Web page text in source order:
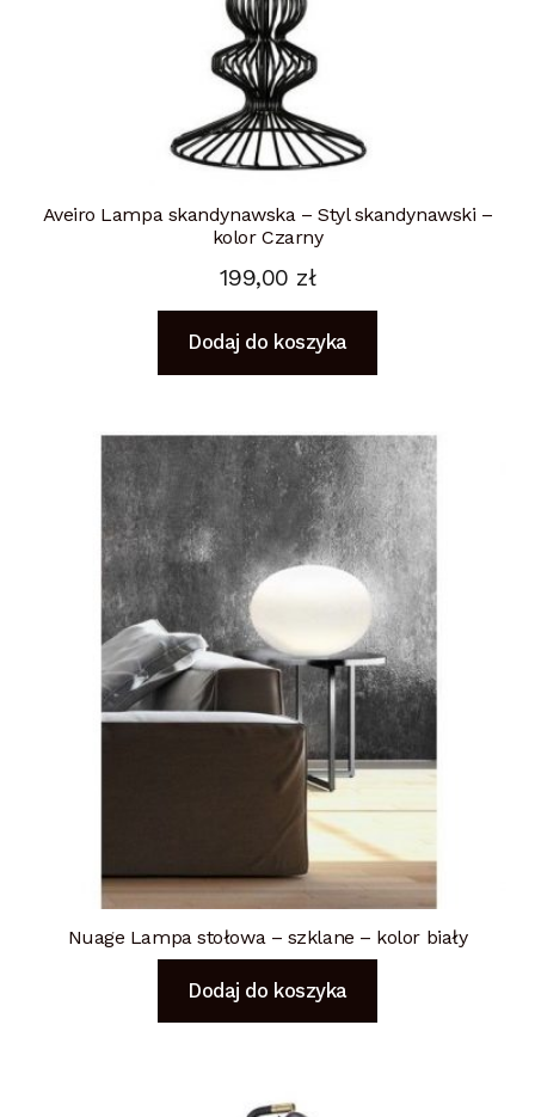
Aveiro Lampa skandynawska – Styl skandynawski –
kolor Czarny
199,00 zł
Dodaj do koszyka
Nuage Lampa stołowa – szklane – kolor biały
Dodaj do koszyka